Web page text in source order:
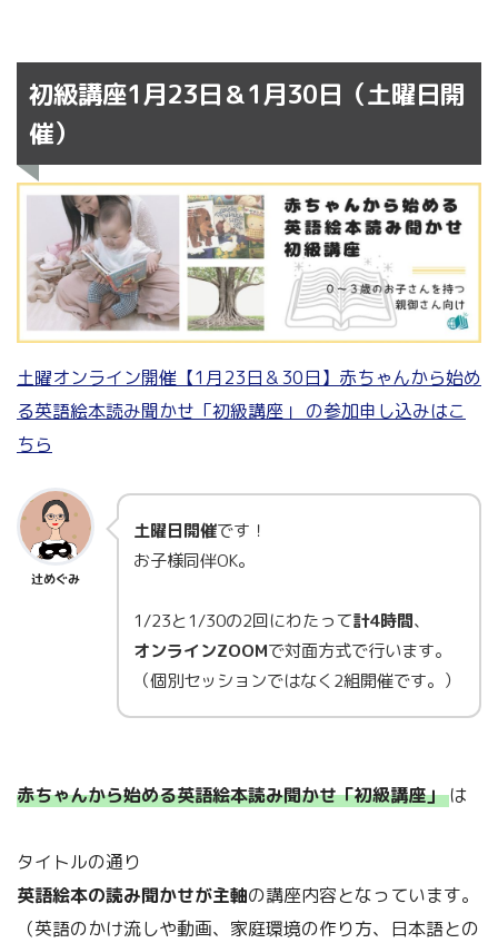
初級講座1月23日＆1月30日（土曜日開
催）
土曜オンライン開催【1月23日＆30日】赤ちゃんから始め
る英語絵本読み聞かせ「初級講座」 の参加申し込みはこ
ちら
辻めぐみ
土曜日開催です！
お子様同伴OK。
1/23と1/30の2回にわたって計4時間、
オンラインZOOMで対面方式で行います。
（個別セッションではなく2組開催です。）
赤ちゃんから始める英語絵本読み聞かせ「初級講座」は
タイトルの通り
英語絵本の読み聞かせが主軸の講座内容となっています。
（英語のかけ流しや動画、家庭環境の作り方、日本語との